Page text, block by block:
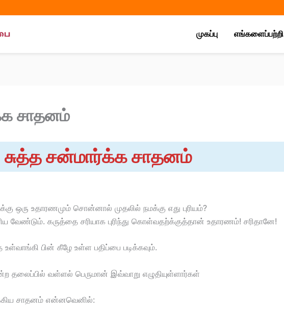
முகப்பு எங்களைப்பற்றி
சாதனம்
சுத்த சன்மார்க்க சாதனம்
ஒரு உதாரணமும் சொன்னால் முதலில் நமக்கு எது புரியம்?
வேண்டும். கருத்தை சரியாக புரிந்து கொள்வதற்க்குத்தான் உதாரணம்! சரிதானே!
உள்வாங்கி பின் கீழே உள்ள பதிப்பை படிக்கவும்.
தலைப்பில் வள்ளல் பெருமான் இவ்வாறு எழுதியுள்ளார்கள்
சாதனம் என்னவெனில்: